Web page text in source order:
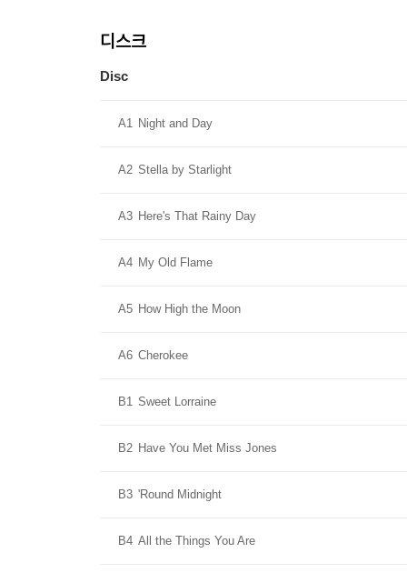
디스크
Disc
A1 Night and Day
A2 Stella by Starlight
A3 Here's That Rainy Day
A4 My Old Flame
A5 How High the Moon
A6 Cherokee
B1 Sweet Lorraine
B2 Have You Met Miss Jones
B3 'Round Midnight
B4 All the Things You Are